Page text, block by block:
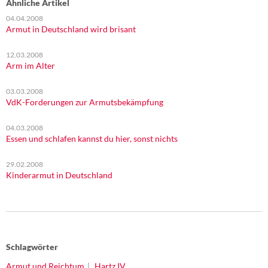
Ähnliche Artikel
04.04.2008
Armut in Deutschland wird brisant
12.03.2008
Arm im Alter
03.03.2008
VdK-Forderungen zur Armutsbekämpfung
04.03.2008
Essen und schlafen kannst du hier, sonst nichts
29.02.2008
Kinderarmut in Deutschland
Schlagwörter
Armut und Reichtum
Hartz IV